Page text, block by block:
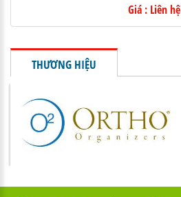
Giá : Liên hệ
THƯƠNG HIỆU